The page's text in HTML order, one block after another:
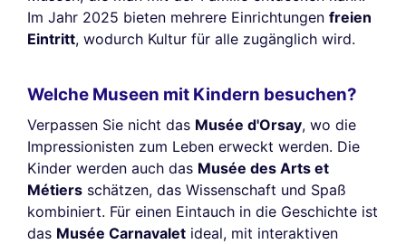
Im Jahr 2025 bieten mehrere Einrichtungen freien
Eintritt, wodurch Kultur für alle zugänglich wird.
Welche Museen mit Kindern besuchen?
Verpassen Sie nicht das Musée d'Orsay, wo die
Impressionisten zum Leben erweckt werden. Die
Kinder werden auch das Musée des Arts et
Métiers schätzen, das Wissenschaft und Spaß
kombiniert. Für einen Eintauch in die Geschichte ist
das Musée Carnavalet ideal, mit interaktiven